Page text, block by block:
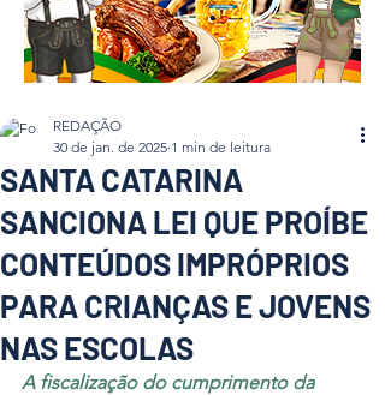
SANTA CATARINA
SANCIONA LEI QUE PROÍBE
CONTEÚDOS IMPRÓPRIOS
PARA CRIANÇAS E JOVENS
NAS ESCOLAS
REDAÇÃO
30 de jan. de 2025 1 min de leitura
A fiscalização do cumprimento da